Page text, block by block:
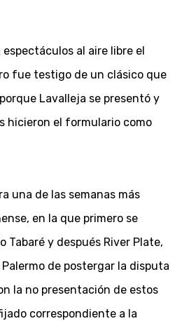
al aire libre el
fue testigo de un clásico que
Lavalleja se presentó y
hicieron el formulario como
una de las semanas más
en la que primero se
Tabaré y después River Plate,
de postergar la disputa
la no presentación de estos
correspondiente a la